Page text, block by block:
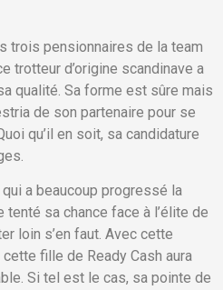
trois pensionnaires de la team
trotteur d’origine scandinave a
qualité. Sa forme est sûre mais
de son partenaire pour se
qu’il en soit, sa candidature
a beaucoup progressé la
sa chance face à l’élite de
loin s’en faut. Avec cette
fille de Ready Cash aura
Si tel est le cas, sa pointe de